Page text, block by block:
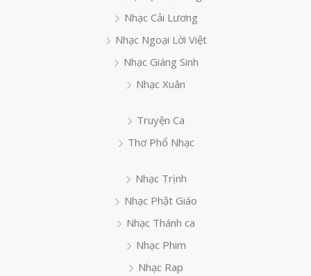
Nhạc Cải Lương
Nhạc Ngoại Lời Việt
Nhạc Giáng Sinh
Nhạc Xuân
Truyện Ca
Thơ Phổ Nhạc
Nhạc Trịnh
Nhạc Phật Giáo
Nhạc Thánh ca
Nhạc Phim
Nhạc Rap